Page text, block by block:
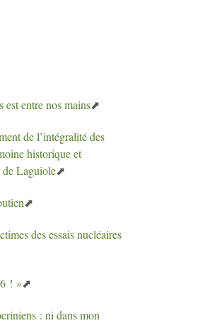
est entre nos mains
de l’intégralité des
historique et
de Laguiole
des essais nucléaires
! »
: ni dans mon